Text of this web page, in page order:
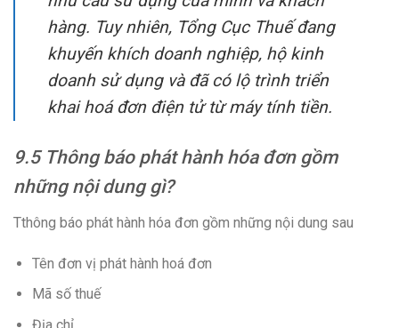
hàng. Tuy nhiên, Tổng Cục Thuế đang
khuyến khích doanh nghiệp, hộ kinh
doanh sử dụng và đã có lộ trình triển
khai hoá đơn điện tử từ máy tính tiền.
9.5 Thông báo phát hành hóa đơn gồm
những nội dung gì?
Tthông báo phát hành hóa đơn gồm những nội dung sau
Tên đơn vị phát hành hoá đơn
Mã số thuế